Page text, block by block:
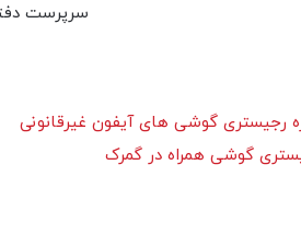
سرپرست
رجیستری گوشی های آیفون‌ غیرقانونی
گوشی همراه در گمرک